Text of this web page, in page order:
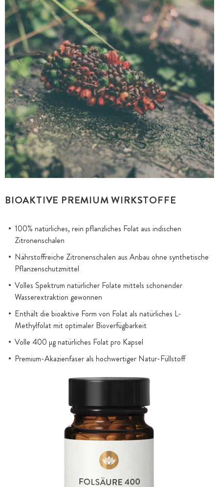
BIOAKTIVE PREMIUM WIRKSTOFFE
100% natürliches, rein pflanzliches Folat aus indischen
Zitronenschalen
Nährstoffreiche Zitronenschalen aus Anbau ohne synthetische
Pflanzenschutzmittel
Volles Spektrum natürlicher Folate mittels schonender
Wasserextraktion gewonnen
Enthält die bioaktive Form von Folat als natürliches L-
Methylfolat mit optimaler Bioverfügbarkeit
Volle 400 µg natürliches Folat pro Kapsel
Premium-Akazienfaser als hochwertiger Natur-Füllstoff